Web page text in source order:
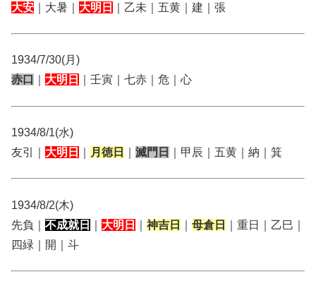
大安 ｜大暑｜ 大明日 ｜乙未｜五黄｜建｜張
1934/7/30(月)
赤口
大明日 ｜壬寅｜七赤｜危｜心
1934/8/1(水)
友引｜ 大明日 月徳日 滅門日 ｜甲辰｜五黄｜納｜箕
1934/8/2(木)
先負｜ 不成就日 大明日 神吉日 母倉日
｜重日｜乙巳｜
四緑｜開｜斗